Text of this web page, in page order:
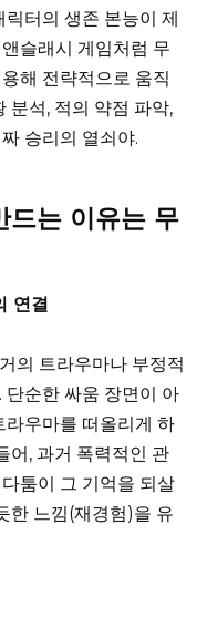
터의 생존 본능이 제
슬래시 게임처럼 무
해 전략적으로 움직
분석, 적의 약점 파악,
승리의 열쇠야.
드는 이유는 무
연결
의 트라우마나 부정적
단순한 싸움 장면이 아
라우마를 떠올리게 하
어, 과거 폭력적인 관
툼이 그 기억을 되살
한 느낌(재경험)을 유